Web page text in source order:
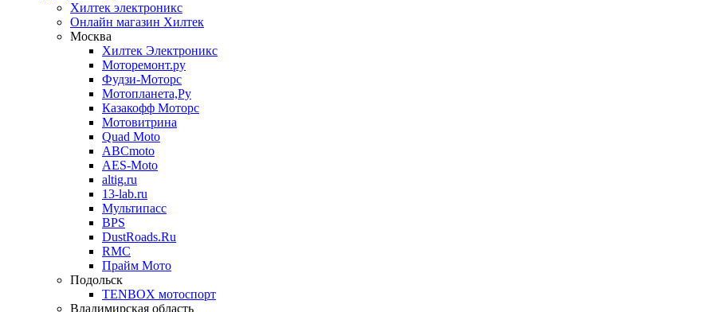
Хилтек электроникс
Онлайн магазин Хилтек
Москва
Хилтек Электроникс
Моторемонт.ру
Фудзи-Моторс
Мотопланета,Ру
Казакофф Моторс
Мотовитрина
Quad Moto
ABCmoto
AES-Moto
altig.ru
13-lab.ru
Мультипасс
BPS
DustRoads.Ru
RMC
Прайм Мото
Подольск
TENBOX мотоспорт
Владимирская область